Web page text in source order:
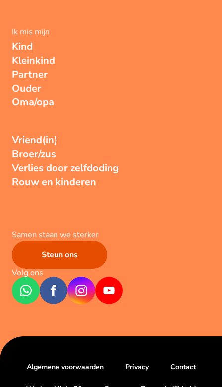
Ik mis mijn
Kind
Kleinkind
Partner
Ouder
Oma/opa
Vriend(in)
Broer/zus
Verlies door zelfdoding
Rouw en kinderen
Samen staan we sterker
Steun ons
Volg ons
Algemene voorwaarden Privacy Contact